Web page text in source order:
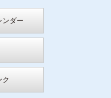
ンダー
ク